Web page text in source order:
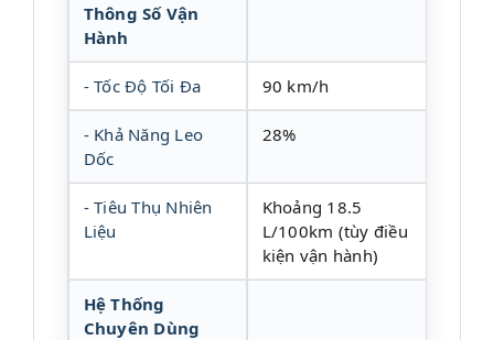
Thông Số Vận
Hành
- Tốc Độ Tối Đa 90 km/h
- Khả Năng Leo
Dốc
28%
- Tiêu Thụ Nhiên
Liệu
Khoảng 18.5
L/100km (tùy điều
kiện vận hành)
Hệ Thống
Chuyên Dùng